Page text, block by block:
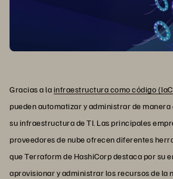
Gracias a lainfraestructura como código
pueden automatizar y administrar de
su infraestructura de TI. Las principales
proveedores de nube ofrecen diferentes
que Terraform de HashiCorp destaca por su
aprovisionar y administrar los recursos de la